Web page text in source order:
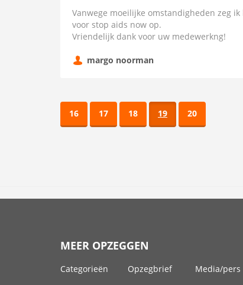
Vanwege moeilijke omstandigheden zeg
voor stop aids now op.
Vriendelijk dank voor uw medewerkng!
margo noorman
16 17 18 19 20
MEER OPZEGGEN
Categorieën Opzegbrief Media/pers